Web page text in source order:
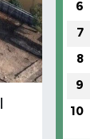
6
7
8
9
10